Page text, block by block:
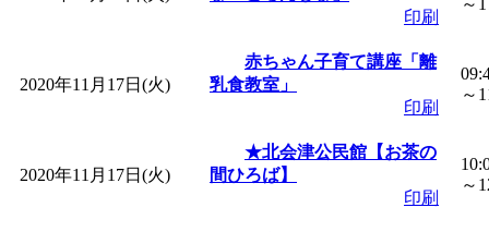
印刷
～
2020年11月17日(火)
赤ちゃん子育て講座「離
乳食教室」
印刷
～
2020年11月17日(火)
★北会津公民館【お茶の
間ひろば】
印刷
～